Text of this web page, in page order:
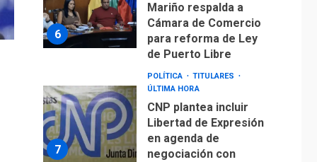
6
Mariño respalda a
Cámara de Comercio
para reforma de Ley
de Puerto Libre
7
POLÍTICA
TITULARES
ÚLTIMA HORA
CNP plantea incluir
Libertad de Expresión
en agenda de
negociación con